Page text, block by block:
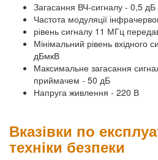
Загасання ВЧ-сигналу - 0,5 дБ
Частота модуляції
рівень сигналу 11 МГц
Мінімальний рівень вхідного
дБмкВ
Максимальне загасання
приймачем - 50 дБ
Напруга живлення - 220 В
Вказівки по
техніки безпеки